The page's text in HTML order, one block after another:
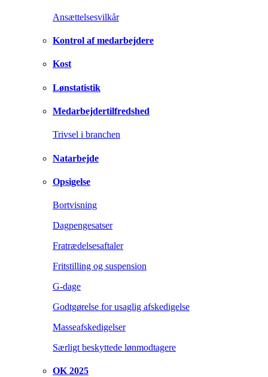
Ansættelsesvilkår
Kontrol af medarbejdere
Kost
Lønstatistik
Medarbejdertilfredshed
Trivsel i branchen
Natarbejde
Opsigelse
Bortvisning
Dagpengesatser
Fratrædelsesaftaler
Fritstilling og suspension
G-dage
Godtgørelse for usaglig afskedigelse
Masseafskedigelser
Særligt beskyttede lønmodtagere
OK 2025